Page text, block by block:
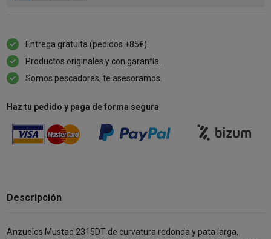
Entrega gratuita (pedidos +85€).
Productos originales y con garantía.
Somos pescadores, te asesoramos.
Haz tu pedido y paga de forma segura
Descripción
Anzuelos Mustad 2315DT de curvatura redonda y pata larga,